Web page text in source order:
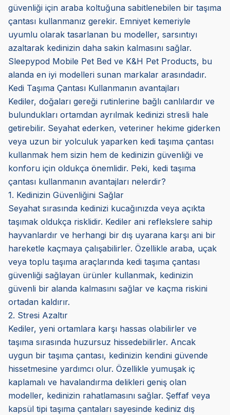
güvenliği için araba koltuğuna sabitlenebilen bir taşıma
çantası kullanmanız gerekir. Emniyet kemeriyle
uyumlu olarak tasarlanan bu modeller, sarsıntıyı
azaltarak kedinizin daha sakin kalmasını sağlar.
Sleepypod Mobile Pet Bed ve K&H Pet Products, bu
alanda en iyi modelleri sunan markalar arasındadır.
Kedi Taşıma Çantası Kullanmanın avantajları
Kediler, doğaları gereği rutinlerine bağlı canlılardır ve
bulundukları ortamdan ayrılmak kedinizi stresli hale
getirebilir. Seyahat ederken, veteriner hekime giderken
veya uzun bir yolculuk yaparken kedi taşıma çantası
kullanmak hem sizin hem de kedinizin güvenliği ve
konforu için oldukça önemlidir. Peki, kedi taşıma
çantası kullanmanın avantajları nelerdir?
1. Kedinizin Güvenliğini Sağlar
Seyahat sırasında kedinizi kucağınızda veya açıkta
taşımak oldukça risklidir. Kediler ani reflekslere sahip
hayvanlardır ve herhangi bir dış uyarana karşı ani bir
hareketle kaçmaya çalışabilirler. Özellikle araba, uçak
veya toplu taşıma araçlarında kedi taşıma çantası
güvenliği sağlayan ürünler kullanmak, kedinizin
güvenli bir alanda kalmasını sağlar ve kaçma riskini
ortadan kaldırır.
2. Stresi Azaltır
Kediler, yeni ortamlara karşı hassas olabilirler ve
taşıma sırasında huzursuz hissedebilirler. Ancak
uygun bir taşıma çantası, kedinizin kendini güvende
hissetmesine yardımcı olur. Özellikle yumuşak iç
kaplamalı ve havalandırma delikleri geniş olan
modeller, kedinizin rahatlamasını sağlar. Şeffaf veya
kapsül tipi taşıma çantaları sayesinde kediniz dış